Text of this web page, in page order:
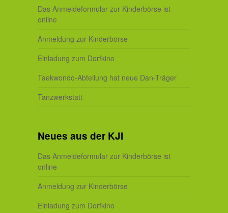
Das Anmeldeformular zur Kinderbörse ist
online
Anmeldung zur Kinderbörse
Einladung zum Dorfkino
Taekwondo-Abteilung hat neue Dan-Träger
Tanzwerkstatt
Neues aus der KJI
Das Anmeldeformular zur Kinderbörse ist
online
Anmeldung zur Kinderbörse
Einladung zum Dorfkino